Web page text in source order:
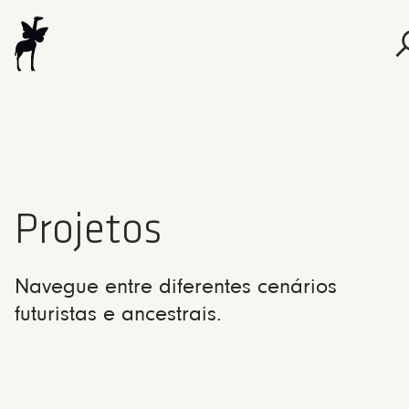
Projetos
Navegue entre diferentes cenários
futuristas e ancestrais.